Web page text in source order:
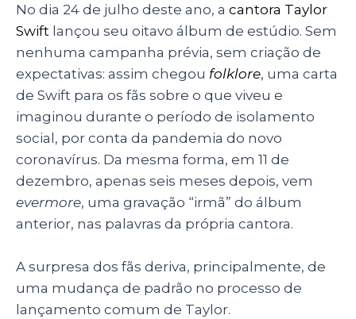
a
ts
A
p
p
c
e
b
o
o
k
k
e
dI
n
a
re
No dia 24 de julho deste ano, a cantora Taylor
Swift lançou seu oitavo álbum de estúdio. Sem
nenhuma campanha prévia, sem criação de
expectativas: assim chegou folklore, uma carta
de Swift para os fãs sobre o que viveu e
imaginou durante o período de isolamento
social, por conta da pandemia do novo
coronavírus. Da mesma forma, em 11 de
dezembro, apenas seis meses depois, vem
evermore, uma gravação “irmã” do álbum
anterior, nas palavras da própria cantora.
A surpresa dos fãs deriva, principalmente, de
uma mudança de padrão no processo de
lançamento comum de Taylor.